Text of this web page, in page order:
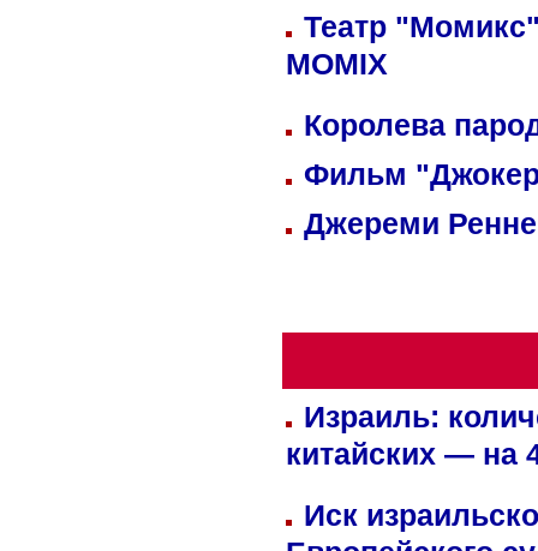
Театр
MOMIX
Королева
Фильм
Джереми
Израиль:
китайских — на
Иск